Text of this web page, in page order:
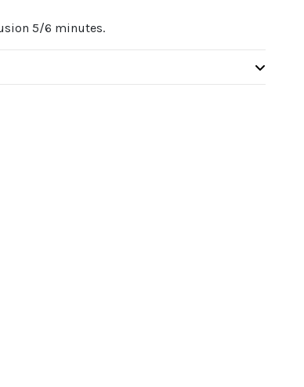
5/6 minutes.